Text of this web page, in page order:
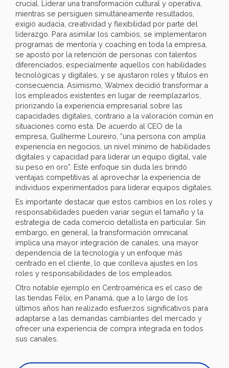
crucial. Liderar una transformación cultural y operativa,
mientras se persiguen simultáneamente resultados,
exigió audacia, creatividad y flexibilidad por parte del
liderazgo. Para asimilar los cambios, se implementaron
programas de mentoría y coaching en toda la empresa,
se apostó por la retención de personas con talentos
diferenciados, especialmente aquellos con habilidades
tecnológicas y digitales, y se ajustaron roles y títulos en
consecuencia. Asimismo, Walmex decidió transformar a
los empleados existentes en lugar de reemplazarlos,
priorizando la experiencia empresarial sobre las
capacidades digitales, contrario a la valoración común en
situaciones como esta. De acuerdo al CEO de la
empresa, Guilherme Loureiro, “una persona con amplia
experiencia en negocios, un nivel mínimo de habilidades
digitales y capacidad para liderar un equipo digital, vale
su peso en oro”. Este enfoque sin duda les brindó
ventajas competitivas al aprovechar la experiencia de
individuos experimentados para liderar equipos digitales.
Es importante destacar que estos cambios en los roles y
responsabilidades pueden variar según el tamaño y la
estrategia de cada comercio detallista en particular. Sin
embargo, en general, la transformación omnicanal
implica una mayor integración de canales, una mayor
dependencia de la tecnología y un enfoque más
centrado en el cliente, lo que conlleva ajustes en los
roles y responsabilidades de los empleados.
Otro notable ejemplo en Centroamérica es el caso de
las tiendas Félix, en Panamá, que a lo largo de los
últimos años han realizado esfuerzos significativos para
adaptarse a las demandas cambiantes del mercado y
ofrecer una experiencia de compra integrada en todos
sus canales.